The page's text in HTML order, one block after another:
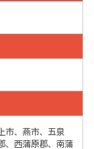
市、燕市、五泉
、西蒲原郡、南蒲